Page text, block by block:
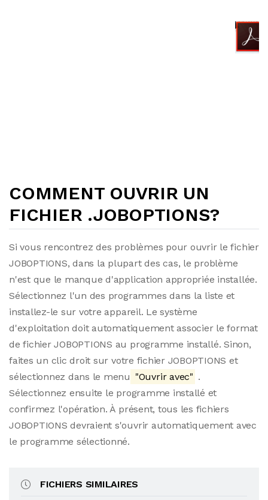
COMMENT OUVRIR UN
FICHIER .JOBOPTIONS?
Si vous rencontrez des problèmes pour ouvrir le fichier
JOBOPTIONS, dans la plupart des cas, le problème
n'est que le manque d'application appropriée installée.
Sélectionnez l'un des programmes dans la liste et
installez-le sur votre appareil. Le système
d'exploitation doit automatiquement associer le format
de fichier JOBOPTIONS au programme installé. Sinon,
faites un clic droit sur votre fichier JOBOPTIONS et
sélectionnez dans le menu "Ouvrir avec" .
Sélectionnez ensuite le programme installé et
confirmez l'opération. À présent, tous les fichiers
JOBOPTIONS devraient s'ouvrir automatiquement avec
le programme sélectionné.
FICHIERS SIMILAIRES